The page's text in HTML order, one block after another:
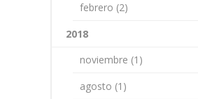
febrero (2)
2018
noviembre (1)
agosto (1)